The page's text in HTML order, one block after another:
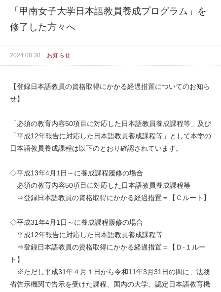
「甲南女子大学日本語教員養成プログラム」を
修了した方々へ
2024.08.30 お知らせ
【登録日本語教員の資格取得にかかる経過措置についてのお知ら
せ】
「必須の教育内容50項目に対応した日本語教員養成課程等」及び
「平成12年報告に対応した日本語教員養成課程等」として本学の
日本語教員養成課程は以下のとおり確認されています。
◇平成13年4月1日～に養成課程履修の場合
必須の教育内容50項目に対応した日本語教員養成課程等
⇒登録日本語教員の資格取得にかかる経過措置＝【Ｃルート】
◇平成31年4月1日～に養成課程履修の場合
平成12年報告に対応した日本語教員養成課程等
⇒登録日本語教員の資格取得にかかる経過措置＝【Ｄ-１ルー
ト】
※ただし平成31年４月１日から令和11年3月31日の間に、法務
省告示機関で告示を受けた課程、国内の大学、認定日本語教育機